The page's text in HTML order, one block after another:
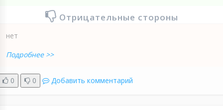
Отрицательные стороны
нет
Подробнее >>
0 0 Добавить комментарий